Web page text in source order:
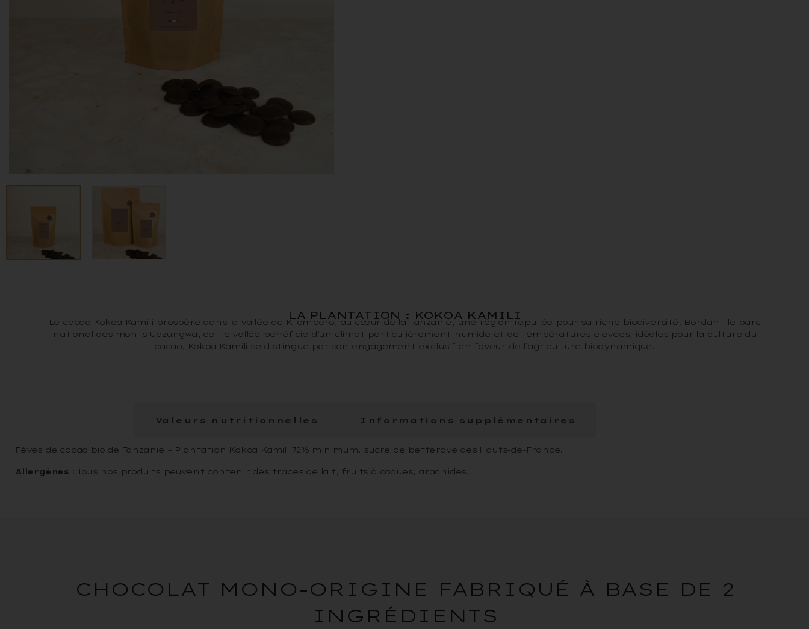
LA PLANTATION : KOKOA KAMILI
Le cacao Kokoa Kamili prospère dans la vallée de Kilombero, au cœur de la Tanzanie, une région réputée pour sa riche biodiversité. Bordant le parc
national des monts Udzungwa, cette vallée bénéficie d’un climat particulièrement humide et de températures élevées, idéales pour la culture du
cacao. Kokoa Kamili se distingue par son engagement exclusif en faveur de l’agriculture biodynamique.
Valeurs nutritionnelles Informations supplémentaires
Fèves de cacao bio de Tanzanie – Plantation Kokoa Kamili 72% minimum, sucre de betterave des Hauts-de-France.
Allergènes : Tous nos produits peuvent contenir des traces de lait, fruits à coques, arachides.
CHOCOLAT MONO-ORIGINE FABRIQUÉ À BASE DE 2
INGRÉDIENTS